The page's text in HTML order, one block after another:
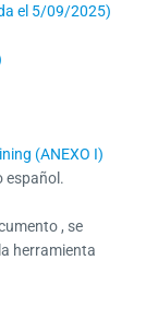
el 5/09/2025)
(ANEXO I)
español.
, se
herramienta